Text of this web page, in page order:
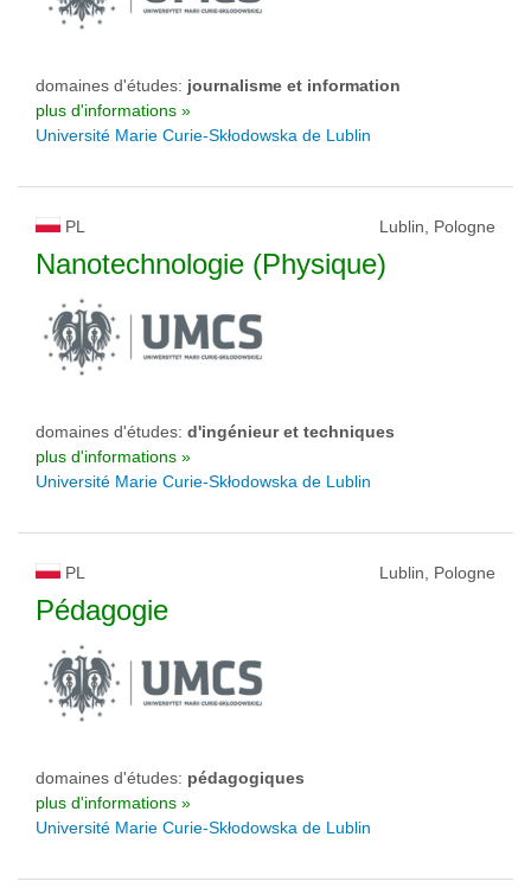
domaines d'études: journalisme et information
plus d'informations »
Université Marie Curie-Skłodowska de Lublin
PL Lublin, Pologne
Nanotechnologie (Physique)
domaines d'études: d'ingénieur et techniques
plus d'informations »
Université Marie Curie-Skłodowska de Lublin
PL Lublin, Pologne
Pédagogie
domaines d'études: pédagogiques
plus d'informations »
Université Marie Curie-Skłodowska de Lublin